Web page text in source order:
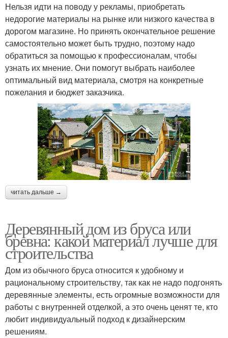
Нельзя идти на поводу у рекламы, приобретать
недорогие материалы на рынке или низкого качества в
дорогом магазине. Но принять окончательное решение
самостоятельно может быть трудно, поэтому надо
обратиться за помощью к профессионалам, чтобы
узнать их мнение. Они помогут выбрать наиболее
оптимальный вид материала, смотря на конкретные
пожелания и бюджет заказчика.
читать дальше →
Деревянный дом из бруса или
бревна: какой материал лучше для
строительства
Дом из обычного бруса относится к удобному и
рациональному строительству, так как не надо подгонять
деревянные элементы, есть огромные возможности для
работы с внутренней отделкой, а это очень ценят те, кто
любит индивидуальный подход к дизайнерским
решениям.